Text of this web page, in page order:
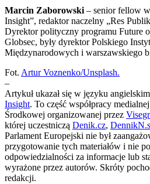
Marcin Zaborowski – senior fellow
Insight”, redaktor naczelny „Res
Dyrektor polityczny programu Future
Globsec, były dyrektor Polskiego
Międzynarodowych i warszawskiego
Fot. Artur Voznenko/Unsplash.
–
Artykuł ukazał się w języku
Insight. To część współpracy
Środkowej organizowanej przez
której uczestniczą Denik.cz,
Parlament Europejski nie był
przygotowanie tych materiałów i nie
odpowiedzialności za informacje lub
wyrażone przez autorów. Skróty
redakcji.